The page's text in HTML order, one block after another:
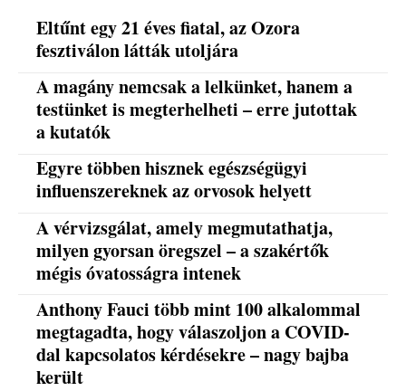
Eltűnt egy 21 éves fiatal, az Ozora
fesztiválon látták utoljára
A magány nemcsak a lelkünket, hanem a
testünket is megterhelheti – erre jutottak
a kutatók
Egyre többen hisznek egészségügyi
influenszereknek az orvosok helyett
A vérvizsgálat, amely megmutathatja,
milyen gyorsan öregszel – a szakértők
mégis óvatosságra intenek
Anthony Fauci több mint 100 alkalommal
megtagadta, hogy válaszoljon a COVID-
dal kapcsolatos kérdésekre – nagy bajba
került